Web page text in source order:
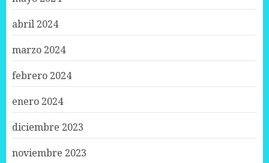
abril 2024
marzo 2024
febrero 2024
enero 2024
diciembre 2023
noviembre 2023